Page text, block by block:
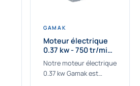
GAMAK
Moteur électrique
0.37 kw - 750 tr/min -
230/400V - IE2
Notre moteur électrique
0.37 kw Gamak est